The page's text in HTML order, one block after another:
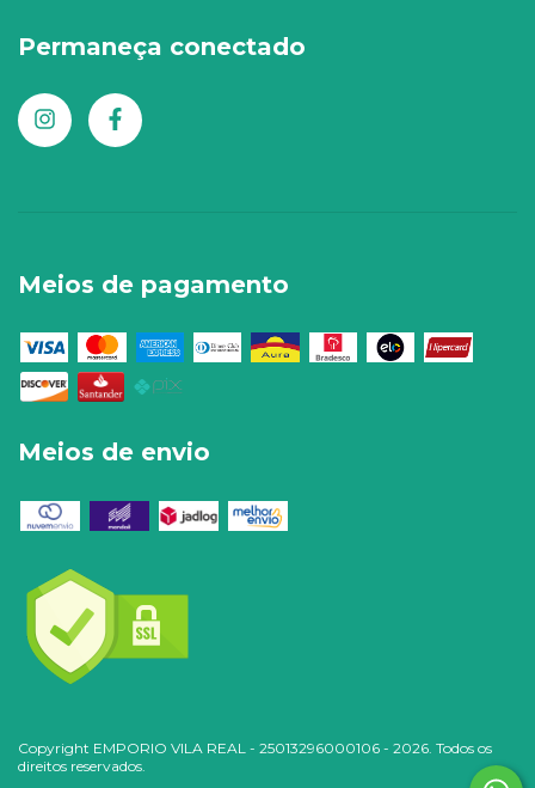
Permaneça conectado
Meios de pagamento
Meios de envio
Copyright EMPORIO VILA REAL - 25013296000106 - 2026. Todos os
direitos reservados.